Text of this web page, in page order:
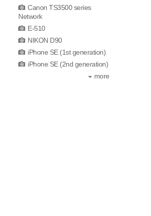
Canon TS3500 series
Network
E-510
NIKON D90
iPhone SE (1st generation)
iPhone SE (2nd generation)
more